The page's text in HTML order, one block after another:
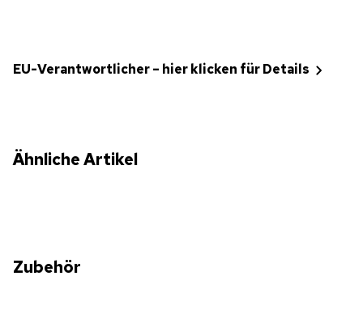
EU-Verantwortlicher – hier klicken für Details
Ähnliche Artikel
Zubehör